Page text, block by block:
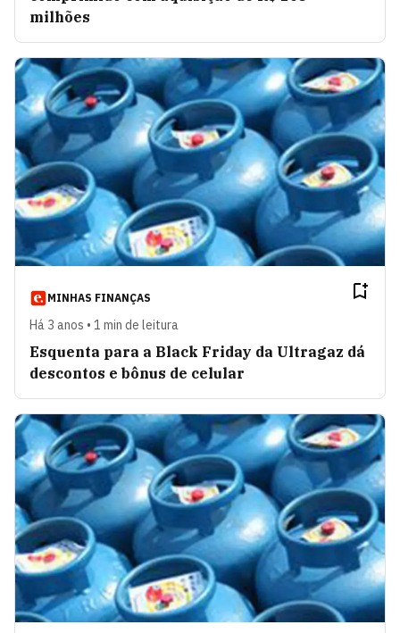
milhões
MINHAS FINANÇAS
Há 3 anos • 1 min de leitura
Esquenta para a Black Friday da Ultragaz dá
descontos e bônus de celular